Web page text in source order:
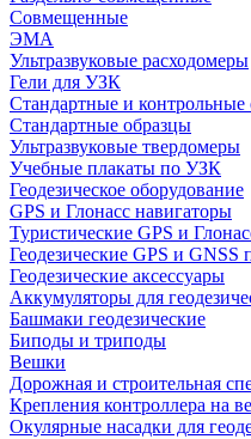
Совмещенные
ЭМА
Ультразвуковые расходомеры
Гели для УЗК
Стандартные и
Стандартные образцы
Ультразвуковые твердомеры
Учебные плакаты по УЗК
Геодезическое оборудование
GPS и Глонасс навигаторы
Туристические GPS и
Геодезические GPS и GNSS
Геодезические аксессуары
Аккумуляторы для
Башмаки геодезические
Биподы и триподы
Вешки
Дорожная и строительная
Крепления контроллера на
Окулярные насадки для